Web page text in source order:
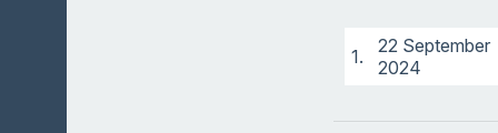
1.
22 September
2024